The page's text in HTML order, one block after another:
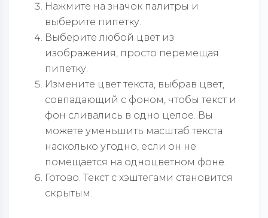
Нажмите на значок палитры и
выберите пипетку.
Выберите любой цвет из
изображения, просто перемещая
пипетку.
Измените цвет текста, выбрав цвет,
совпадающий с фоном, чтобы текст и
фон сливались в одно целое. Вы
можете уменьшить масштаб текста
насколько угодно, если он не
помещается на одноцветном фоне.
Готово. Текст с хэштегами становится
скрытым.